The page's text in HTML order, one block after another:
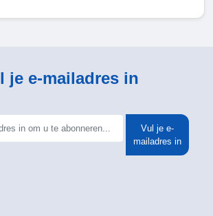
je e-mailadres in
Vul je e-
mailadres in